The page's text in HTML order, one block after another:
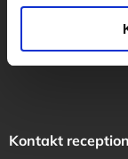
Kontakt